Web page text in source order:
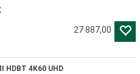
27 887,00
HDBT 4K60 UHD